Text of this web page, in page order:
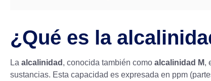
¿Qué es la
La alcalinidad , conocida también como alcalinidad M,
sustancias. Esta capacidad es expresada en ppm